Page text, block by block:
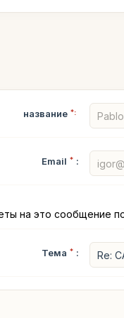
название *:
Email * :
на это сообщение
Тема * :